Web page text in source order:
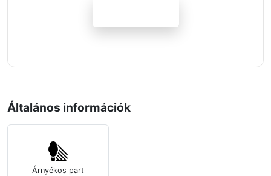
Általános információk
Árnyékos part